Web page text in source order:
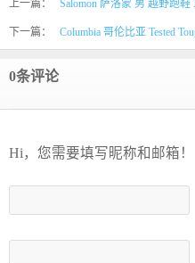
上一篇： Salomon 萨洛蒙 男 越野跑
下一篇： Columbia 哥伦比亚 Tested
0条评论
Hi，您需要填写昵称和邮箱！